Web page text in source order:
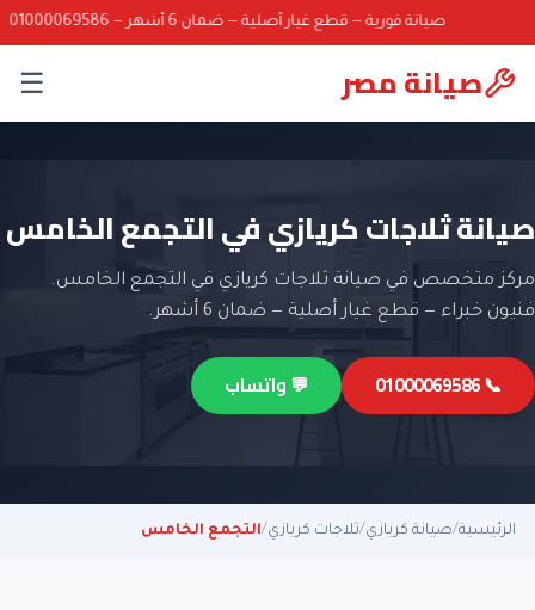
صيانة فورية — قطع غيار أصلية — ضمان 6 أشهر — 01000069586
صيانة مصر ☰
صيانة ثلاجات كريازي في التجمع الخامس
مركز متخصص في صيانة ثلاجات كريازي في التجمع الخامس.
فنيون خبراء — قطع غيار أصلية — ضمان 6 أشهر.
📞 01000069586 💬 واتساب
الرئيسية/صيانة كريازي/ثلاجات كريازي/التجمع الخامس